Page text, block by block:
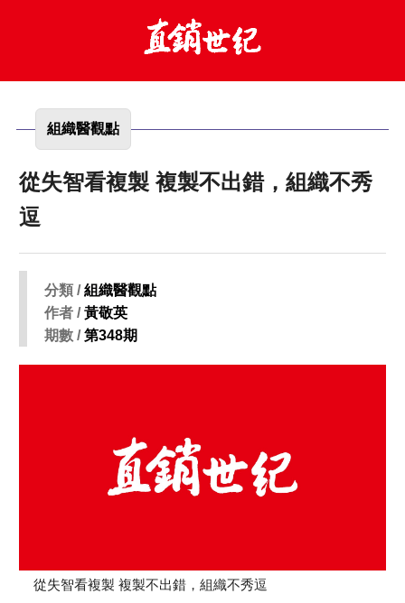
組織醫觀點
從失智看複製 複製不出錯，組織不秀
逗
分類 /組織醫觀點
作者 /黃敬英
期數 /第348期
從失智看複製 複製不出錯，組織不秀逗